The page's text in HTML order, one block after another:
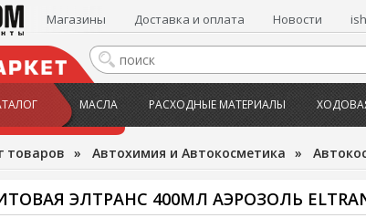
Магазины Доставка и оплата Новости
МАСЛА РАСХОДНЫЕ МАТЕРИАЛЫ
товаров » Автохимия и Автокосметика »
ЭЛТРАНС 400МЛ АЭРОЗОЛЬ